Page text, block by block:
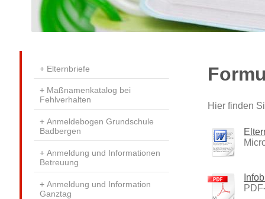
Hier finden
Elternbriefe
Maßnamenkatalog bei
Fehlverhalten
Anmeldebogen Grundschule
Badbergen
Anmeldung und Informationen
Betreuung
Anmeldung und Information
Ganztag